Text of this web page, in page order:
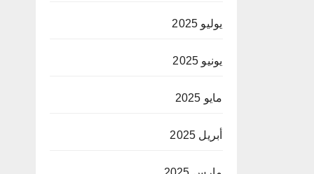
يوليو 2025
يونيو 2025
مايو 2025
أبريل 2025